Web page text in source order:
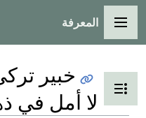
القائمة الرئيسية
المعرفة
تبديل عرض جدول
خبير
لا أمل في